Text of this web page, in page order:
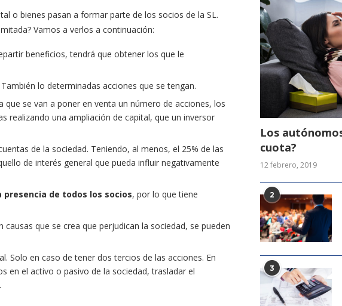
o bienes pasan a formar parte de los socios de la SL.
Vamos a verlos a continuación:
beneficios, tendrá que obtener los que le
También lo determinadas acciones que se tengan.
se van a poner en venta un número de acciones, los
realizando una ampliación de capital, que un inversor
de la sociedad. Teniendo, al menos, el 25% de las
de interés general que pueda influir negativamente
de todos los socios, por lo que tiene
que se crea que perjudican la sociedad, se pueden
Solo en caso de tener dos tercios de las acciones. En
en el activo o pasivo de la sociedad, trasladar el
Los
cuota?
12 febrero, 2019
2
3